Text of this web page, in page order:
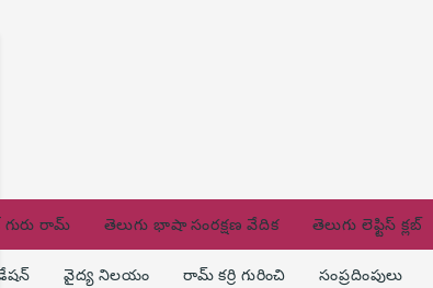
గురు రామ్ తెలుగు భాషా సంరక్షణ వేదిక తెలుగు లెఫ్టిస్ క్లబ్
వైద్య నిలయం రామ్ కర్రి గురించి సంప్రదింపులు